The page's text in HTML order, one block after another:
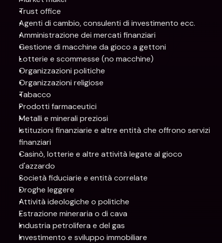
Trust office
Agenti di cambio, consulenti di investimento ecc.
Amministrazione dei mercati finanziari
Gestione di macchine da gioco a gettoni
Lotterie e scommesse (no macchine)
Organizzazioni politiche
Organizzazioni religiose
Tabacco
Prodotti farmaceutici
Metalli e minerali preziosi
Istituzioni finanziarie e altre entità che offrono servizi
finanziari
Casinò, lotterie e altre attività legate al gioco
d'azzardo
Società fiduciarie e entità correlate
Droghe leggere
Attività ideologiche o politiche
Estrazione mineraria o di cava
Industria petrolifera e del gas
Investimento e sviluppo immobiliare